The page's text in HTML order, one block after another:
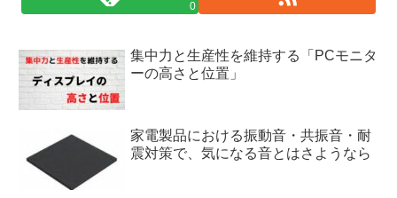
0
集中力と生産性を維持する「PCモニタ
ーの高さと位置」
家電製品における振動音・共振音・耐
震対策で、気になる音とはさようなら